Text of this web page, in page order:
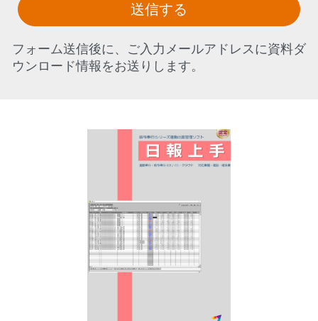
送信する
フォーム送信後に、ご入力メールアドレスに資料ダ
ウンロード情報をお送りします。